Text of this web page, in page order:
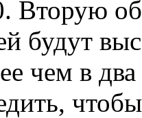
Вторую
будут
чем в